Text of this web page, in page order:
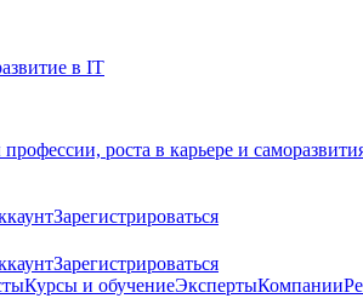
в IT
роста в карьере и
Зарегистрироваться
Зарегистрироваться
Курсы и обучениеЭкспертыКомпании